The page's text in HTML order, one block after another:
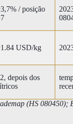
/ posição
USD/kg
depois dos
(HS 080450);